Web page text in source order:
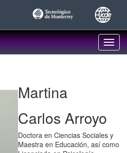
Martina
Carlos Arroyo
Doctora en Ciencias Sociales y
Maestra en Educación, así como